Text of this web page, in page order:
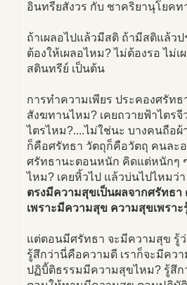
อินทรียสังวร กับ ชาคริยานุโยคท
ถ้าเผลอไปแล้วมีสติ ถ้ามีสติแล้ว
ต้องให้เผลอไหม? ไม่ต้องรอ ไม่
สตินทรีย์ เป็นต้น
การทำความเพียร ประคองศรัทธ
สังฆทานไหม? เคยถวายฟ้าไตร
ไตรไหม?....ไม่ใช่นะ บางคนถือผ้
ก็คือศรัทธา วัตถุก็คือวัตถุ คนละ
ศรัทธานะตอนหนัก คิดแต่หนักๆ
ไหม? เคยหิ้วไป แล้วบ่นไปไหมว่
ตรงมีความสุขเป็นผลจากศรัทธ
เพราะมีความสุข ความสุขเพราะ
แต่ตอนมีศรัทธา จะมีความสุข รู้
รู้สึกว่านี่คือความดี เราก็จะมีค
ปฏิบิัติธรรมมีความสุขไหม? รู้สึก